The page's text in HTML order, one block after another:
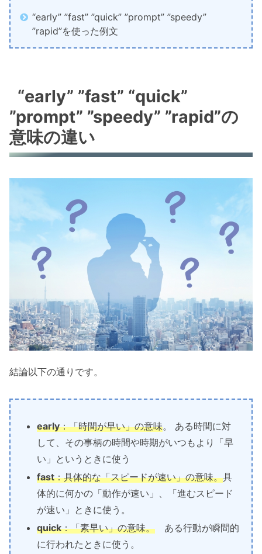
“early” ”fast” ”quick” ”prompt” ”speedy”
”rapid”を使った例文
“early” ”fast” “quick”
”prompt” ”speedy” ”rapid”の
意味の違い
結論以下の通りです。
early：「時間が早い」の意味。 ある時間に対
して、その事柄の時間や時期がいつもより「早
い」というときに使う
fast：具体的な「スピードが速い」の意味。具
体的に何かの「動作が速い」、「進むスピード
が速い」ときに使う。
quick：「素早い」の意味。 ある行動が瞬間的
に行われたときに使う。